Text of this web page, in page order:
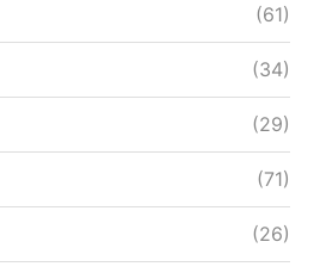
(61)
(34)
(29)
(71)
(26)